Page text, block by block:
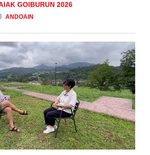
GOIBURUN 2026
ANDOAIN